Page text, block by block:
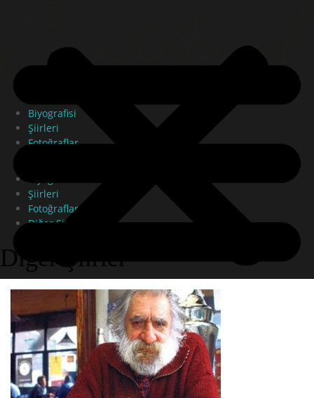
Biyografisi
Şiirleri
Fotoğraflar
Şiirleri
Fotoğraflar
Diğer Şiirler
Diğer Şiirler